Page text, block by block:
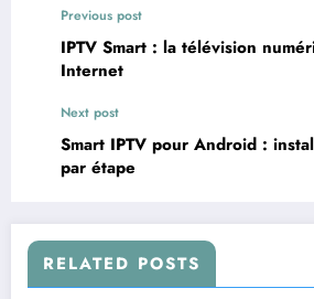
Previous post
IPTV Smart : la télévision
Internet
Next post
Smart IPTV pour Android :
par étape
RELATED POSTS